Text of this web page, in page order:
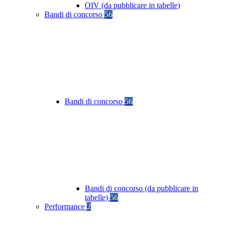
OIV (da pubblicare in tabelle)
Bandi di concorso 56
Bandi di concorso 56
Bandi di concorso (da pubblicare in
tabelle) 56
Performance 2